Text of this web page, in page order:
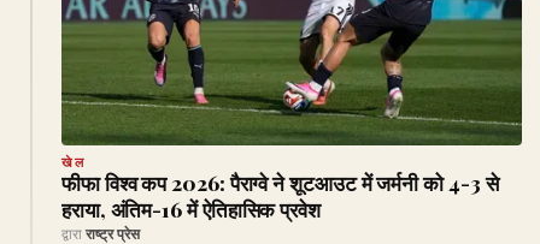
खेल
फीफा विश्व कप 2026: पैराग्वे ने शूटआउट में जर्मनी को 4-3 से
हराया, अंतिम-16 में ऐतिहासिक प्रवेश
द्वारा राष्ट्र प्रेस